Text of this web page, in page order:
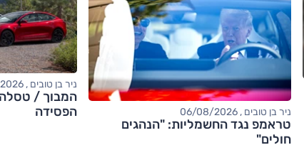
ניר בן טובים , 06/08/2026
טראמפ נגד החשמליות: "הנהגים
חולים"
ניר בן טובים , 06/08/2026
המבוך / טסלה
הפסידה